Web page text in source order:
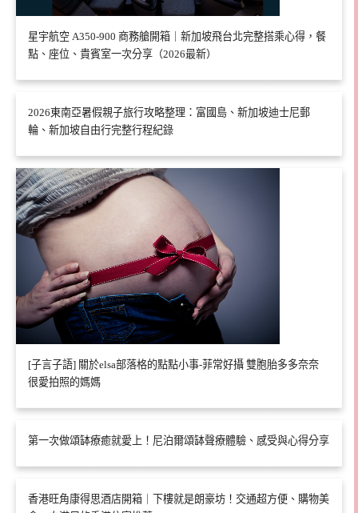
星宇航空 A350-900 商務艙開箱｜新加坡飛台北完整搭乘心得，餐
點、座位、貴賓室一次分享（2026最新）
2026東南亞暑假親子旅行攻略整理：富國島、新加坡迪士尼郵
輪、新加坡自由行完整行程紀錄
[子言子語] 關於elsa部落格的點點小事-菲常好攝 雙胞胎多多奈奈
很愛拍照的媽媽
第一次做頌缽療癒就愛上！尼泊爾頌缽聲療體驗、感受與心得分享
香港旺角康得思酒店開箱｜下樓就是朗豪坊！交通超方便、購物美